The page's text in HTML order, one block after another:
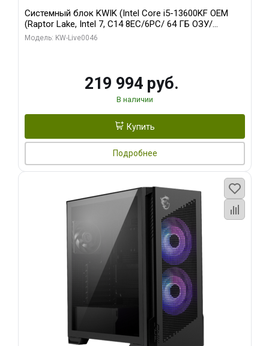
Системный блок KWIK (Intel Core i5-13600KF OEM
(Raptor Lake, Intel 7, C14 8EC/6PC/ 64 ГБ ОЗУ/
Gigabyte RTX5060Ti GAMING OC 8GB GDDR7 128bit
Модель: KW-Live0046
219 994 руб.
В наличии
Купить
Подробнее